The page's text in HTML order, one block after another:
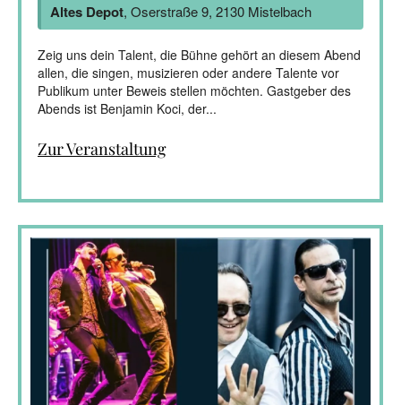
Altes Depot, Oserstraße 9, 2130 Mistelbach
Zeig uns dein Talent, die Bühne gehört an diesem Abend
allen, die singen, musizieren oder andere Talente vor
Publikum unter Beweis stellen möchten. Gastgeber des
Abends ist Benjamin Koci, der...
Zur Veranstaltung